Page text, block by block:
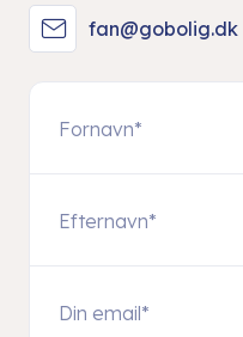
fan@gobolig.dk